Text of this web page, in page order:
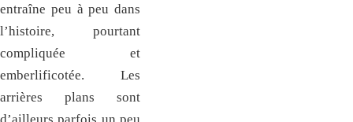
entraîne peu à peu dans
l’histoire, pourtant
compliquée et
emberlificotée. Les
arrières plans sont